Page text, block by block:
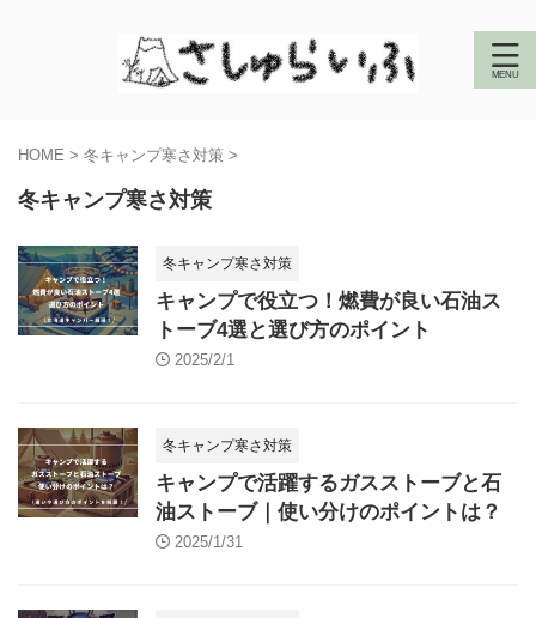
HOME > 冬キャンプ寒さ対策 >
冬キャンプ寒さ対策
冬キャンプ寒さ対策
キャンプで役立つ！燃費が良い石油ス
トーブ4選と選び方のポイント
2025/2/1
冬キャンプ寒さ対策
キャンプで活躍するガスストーブと石
油ストーブ｜使い分けのポイントは？
2025/1/31